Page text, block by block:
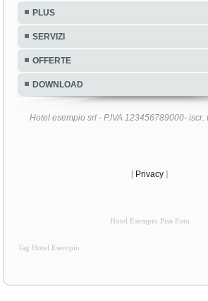
PLUS
SERVIZI
OFFERTE
DOWNLOAD
Hotel esempio srl - P.IVA 123456789000- iscr.
[ Privacy ]
Hotel Esempio Pisa Foto
Tag Hotel Esempio